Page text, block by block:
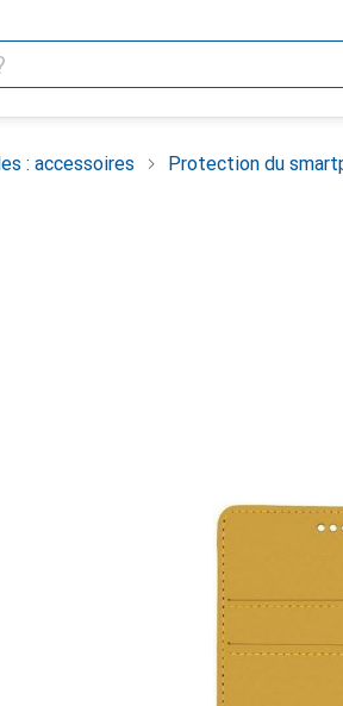
: accessoires Protection du